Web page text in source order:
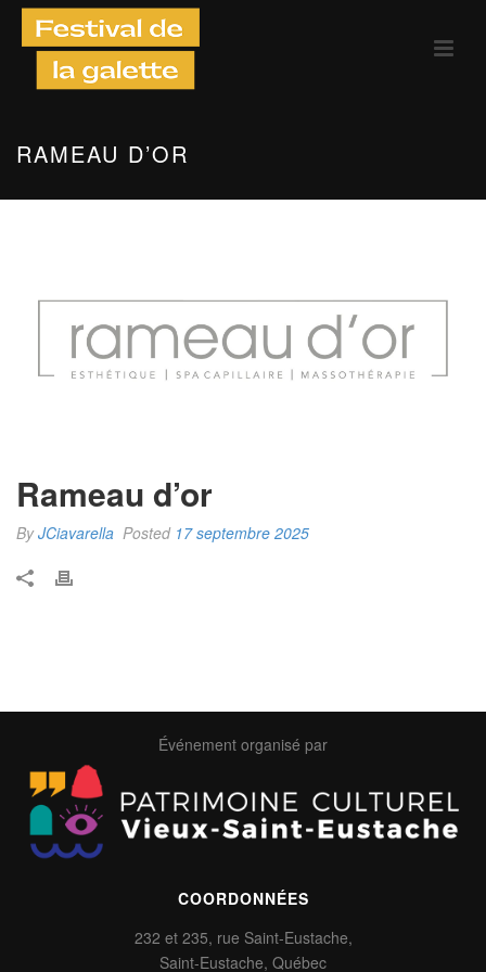
RAMEAU D’OR
Rameau d’or
ByJCiavarella Posted 17 septembre 2025
Événement organisé par
COORDONNÉES
232 et 235, rue Saint-Eustache,
Saint-Eustache, Québec